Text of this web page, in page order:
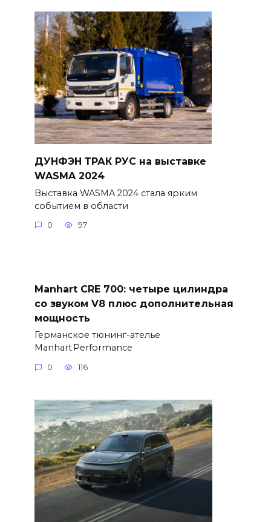
ДУНФЭН ТРАК РУС на выставке
WASMA 2024
Выставка WASMA 2024 стала ярким
событием в области
0 97
Manhart CRE 700: четыре цилиндра
со звуком V8 плюс дополнительная
мощность
Германское тюнинг-ателье
Manhart Performance
0 116